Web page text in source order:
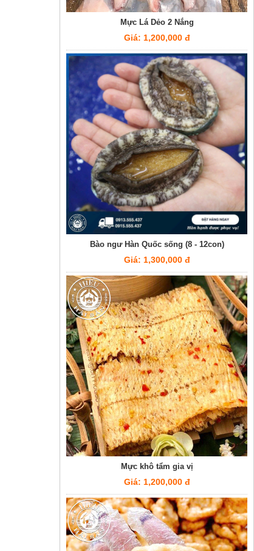
Mực Lá Dẻo 2 Nắng
Giá: 1,200,000 đ
Bào ngư Hàn Quốc sống (8 - 12con)
Giá: 1,300,000 đ
Mực khô tẩm gia vị
Giá: 1,200,000 đ